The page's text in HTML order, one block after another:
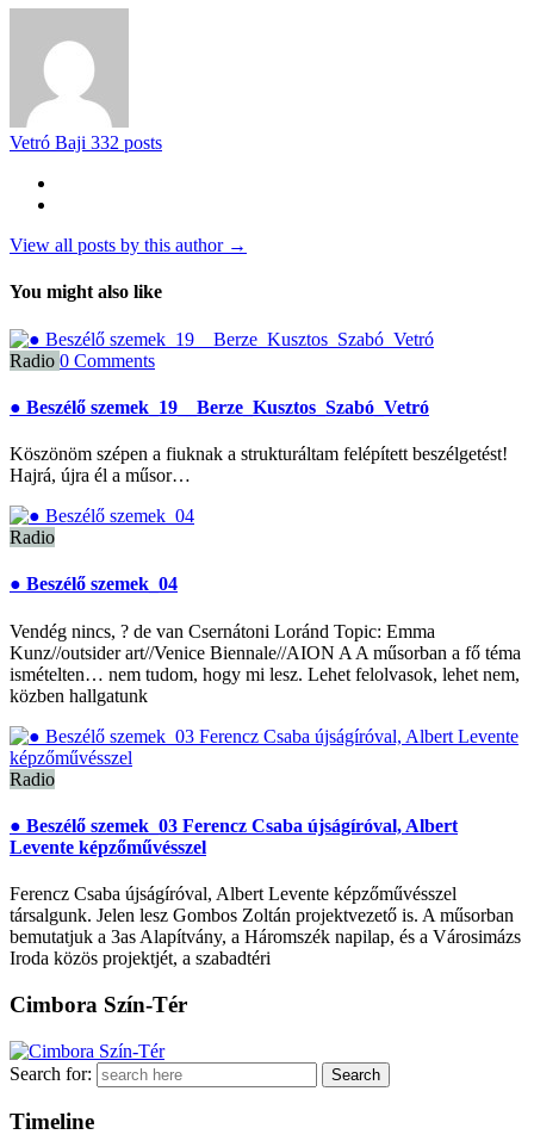
Vetró Baji 332 posts
View all posts by this author →
You might also like
Radio 0 Comments
● Beszélő szemek_19__Berze_Kusztos_Szabó_Vetró
Köszönöm szépen a fiuknak a strukturáltam felépített beszélgetést!
Hajrá, újra él a műsor…
Radio
● Beszélő szemek_04
Vendég nincs, ? de van Csernátoni Loránd Topic: Emma
Kunz//outsider art//Venice Biennale//AION A A műsorban a fő téma
ismételten… nem tudom, hogy mi lesz. Lehet felolvasok, lehet nem,
közben hallgatunk
Radio
● Beszélő szemek_03 Ferencz Csaba újságíróval, Albert
Levente képzőművésszel
Ferencz Csaba újságíróval, Albert Levente képzőművésszel
társalgunk. Jelen lesz Gombos Zoltán projektvezető is. A műsorban
bemutatjuk a 3as Alapítvány, a Háromszék napilap, és a Városimázs
Iroda közös projektjét, a szabadtéri
Cimbora Szín-Tér
Search for:
Timeline